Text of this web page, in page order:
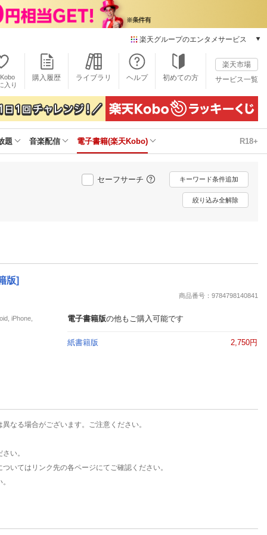
楽天グループのエンタメサービス
本/ゲーム/CD/DVD
楽天ブックス
電子書籍
楽天Kobo
雑誌読み放題
楽天ミュージック
動画配信
楽天TV
動画配信ガイド
推し楽
入り
購入履歴 ライブラリ ヘルプ 初めての方
楽天市場
サービス一覧
題 音楽配信 電子書籍(楽天Kobo) R18+
セーフサーチ キーワード条件追加
絞り込み全解除
版]
商品番号：9784798140841
iPhone,
電子書籍版の他もご購入可能です
紙書籍版 2,750円
なる場合がございます。ご注意ください。
い。
いてはリンク先の各ページにてご確認ください。